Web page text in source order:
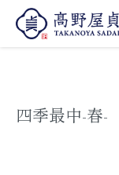
ホーム 季節菓子/春夏
四季最中-春-